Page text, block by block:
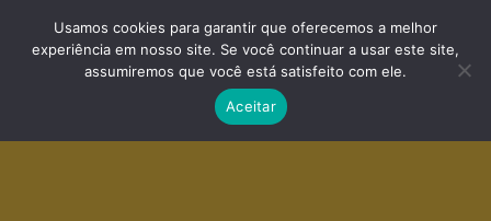
0
Usamos cookies para garantir que oferecemos a melhor
experiência em nosso site. Se você continuar a usar este site,
assumiremos que você está satisfeito com ele.
Aceitar